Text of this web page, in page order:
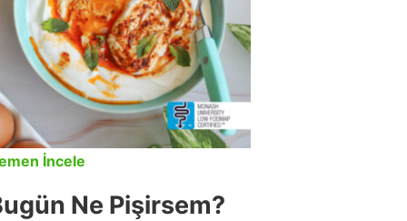
İncele
Ne Pişirsem?